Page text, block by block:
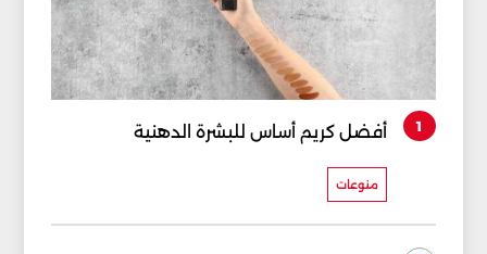
1 أفضل كريم أساس للبشرة الدهنية
منوعات